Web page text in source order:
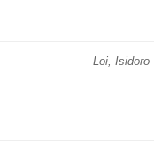
Loi, Isidoro